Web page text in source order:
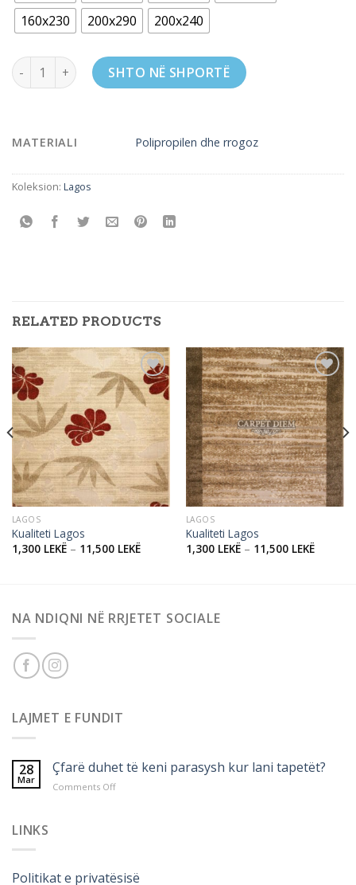
160x230
200x290 200x240
Kualiteti Lagos quantitySHTO NË SHPORTË
MATERIALI Polipropilen dhe rrogoz
Koleksion: Lagos
RELATED PRODUCTS
Add to
wishlist
LAGOS
Kualiteti Lagos
1,300 LEKË– 11,500 LEKË
Add to
wishlist
LAGOS
Kualiteti Lagos
1,300 LEKË– 11,500 LEKË
NA NDIQNI NË RRJETET SOCIALE
LAJMET E FUNDIT
28
Mar
Çfarë duhet të keni parasysh kur lani tapetët?
Comments Offon
lani
LINKS
Politikat e privatësisë